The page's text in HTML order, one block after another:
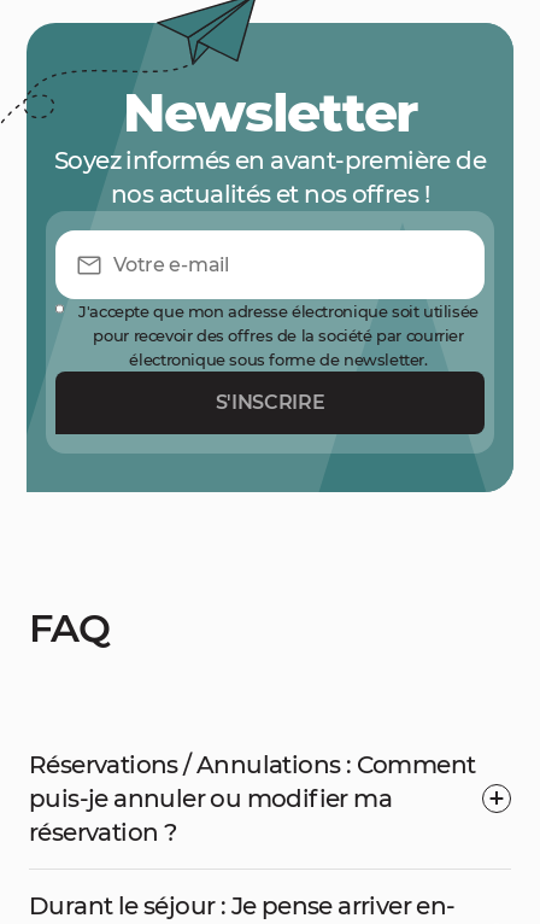
Newsletter
Soyez informés en avant-première de
nos actualités et nos offres !
J'accepte que mon adresse électronique soit utilisée
pour recevoir des offres de la société par courrier
électronique sous forme de newsletter.
S'INSCRIRE
FAQ
Réservations / Annulations : Comment
puis-je annuler ou modifier ma
réservation ?
Durant le séjour : Je pense arriver en-